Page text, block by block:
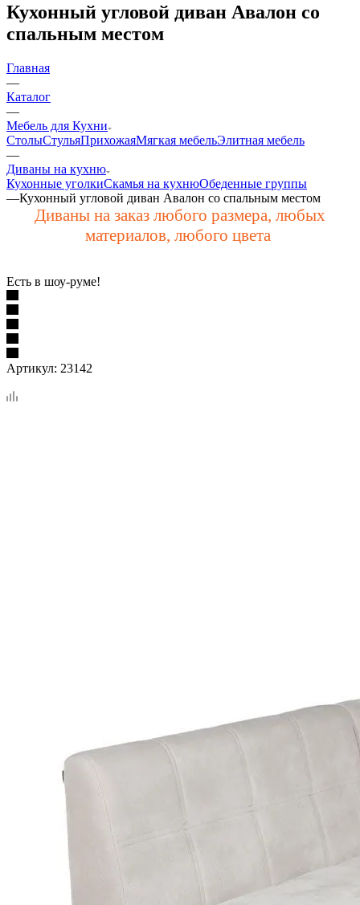
Кухонный угловой диван Авалон со
спальным местом
Главная
—
Каталог
—
Мебель для Кухни
СтолыСтульяПрихожаяМягкая мебельЭлитная мебель
—
Диваны на кухню
Кухонные уголкиСкамья на кухнюОбеденные группы
—Кухонный угловой диван Авалон со спальным местом
Диваны на заказ любого размера, любых
материалов, любого цвета
Есть в шоу-руме!
Артикул: 23142